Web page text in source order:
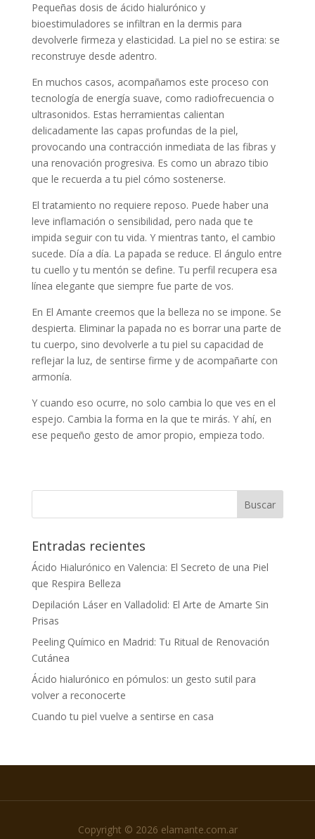
Pequeñas dosis de ácido hialurónico y
bioestimuladores se infiltran en la dermis para
devolverle firmeza y elasticidad. La piel no se estira: se
reconstruye desde adentro.
En muchos casos, acompañamos este proceso con
tecnología de energía suave, como radiofrecuencia o
ultrasonidos. Estas herramientas calientan
delicadamente las capas profundas de la piel,
provocando una contracción inmediata de las fibras y
una renovación progresiva. Es como un abrazo tibio
que le recuerda a tu piel cómo sostenerse.
El tratamiento no requiere reposo. Puede haber una
leve inflamación o sensibilidad, pero nada que te
impida seguir con tu vida. Y mientras tanto, el cambio
sucede. Día a día. La papada se reduce. El ángulo entre
tu cuello y tu mentón se define. Tu perfil recupera esa
línea elegante que siempre fue parte de vos.
En El Amante creemos que la belleza no se impone. Se
despierta. Eliminar la papada no es borrar una parte de
tu cuerpo, sino devolverle a tu piel su capacidad de
reflejar la luz, de sentirse firme y de acompañarte con
armonía.
Y cuando eso ocurre, no solo cambia lo que ves en el
espejo. Cambia la forma en la que te mirás. Y ahí, en
ese pequeño gesto de amor propio, empieza todo.
Entradas recientes
Ácido Hialurónico en Valencia: El Secreto de una Piel
que Respira Belleza
Depilación Láser en Valladolid: El Arte de Amarte Sin
Prisas
Peeling Químico en Madrid: Tu Ritual de Renovación
Cutánea
Ácido hialurónico en pómulos: un gesto sutil para
volver a reconocerte
Cuando tu piel vuelve a sentirse en casa
Copyright © 2026 elamante.com.ar